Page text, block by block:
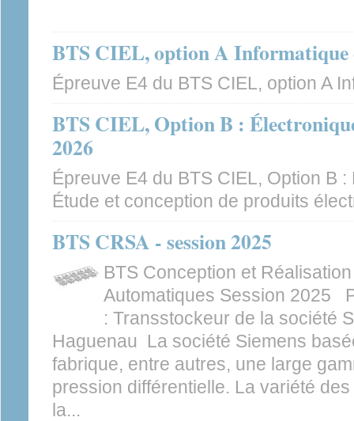
BTS CIEL, option A Informatique
Épreuve E4 du BTS CIEL, option A
BTS CIEL, Option B :
2026
Épreuve E4 du BTS CIEL, Option B
Étude et conception de produits
BTS CRSA - session 2025
BTS Conception et
Automatiques Session 2025
: Transstockeur de la société
Haguenau La société Siemens
fabrique, entre autres, une large
pression différentielle. La variété
la...